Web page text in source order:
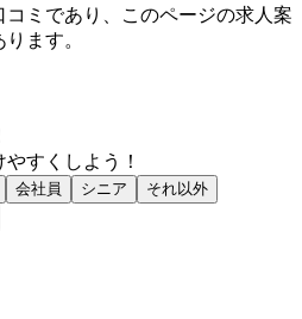
ミであり、このページの求人案
ます。
すくしよう！
会社員 シニア
それ以外